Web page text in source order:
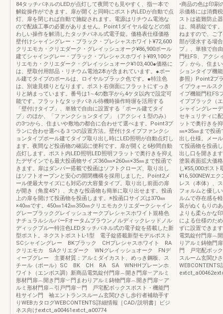
84タッチパネルのLEDが点灯して夜間でも見やすく、指一本で
解錠操作ができます。扉が開くと同時にポスト内LEDが自動で点
灯、扉を閉じれば自動で施錠されます。電源はリチウム電池な
ので配線工事の必要がありません。Point1ダイヤル錠などの煩
わしい操作を解消したタッチパネル式電子錠。価格表仕様価格
壁付けシャイングレー・ブラック・プレシャスホワイト¥72,600
クリエモカ・クリエダーク・グレイッシュオーク¥86,900ポール
建てシャイングレー・ブラック・プレシャスホワイト¥89,100ク
リエモカ・クリエダーク・グレイッシュオーク¥103,400●価格に
は、壁取付用部品・リチウム電池2本が含まれています。●ポー
ル建てタイプのポールは、ロイヤルブラック色です。●特注色
は、別途見積りとなります。ポスト右側面にフラットにすっき
りと納まっています。番号は1∼4の数字から4ケタ以内で設定可
能です。フラットなタッチパネル待機時操作時塀を活用する
「壁付けタイプ」、単独で自由に設置する「ポール建てタイ
プ」のほか、「ファンクションタイプ」（アクシィ１型のみ）
の3つから、住まいや敷地の都合に合わせて選べます。Point3プ
ランに合わせ選べる３つの設置方法。壁付けタイプファンクシ
ョンタイプポール建てタイプ取り出し時にLED照明が自動点灯し
ます。夜間など投函物の確認に便利です。扉が開くと6秒間自動
点灯します。ポスト内LED照明LED照明フラットで奥行きを抑え
たデザインでも最大投函物サイズ360㎜×260㎜×35㎜まで投函で
きます。扉はダンパー搭載で投函はソフトクローズ、取り出し
はソフトオープンと安心の開閉機構を採用しました。Point2メ
ール便最大サイズにも対応の大容量タイプ。取り出し前面の扉
が開き（角度45°）、大きな投函物も簡単に取り出せます。投函
上の扉を開けて投函物を投函します。※投函口サイズは370㎜
×40㎜です。450㎜142㎜350㎜クリエモカクリエダークシャイン
グレーブラックグレイッシュオークプレシャスホワイト規格色
ナチュラルシルバーFオータムブラウンノルディックレッドノル
ディックブルー特注色LEDタッチパネル式の電子錠を搭載した新
型ポスト。ネクストポストL-1型 電子錠搭載新型モデルポスト
SCシャイングレー BKブラック CHプレシャスホワイト RA
クリエモカ SAクリエダーク WNグレイッシュオーク FNデ
ィープグレー 主要材質：アルミダイカスト、めっき鋼板、ス
チール（ポール）SC BK CH RA SA WNHHプレーンホ
ワイト（エンボス調）新商品電気錠付門扉︵開き門扉︶アルミ
形材門扉︵開き門扉︶門まわりアルミ鋳物門扉︵開き門扉︶ア
ルミ形材門扉︵引戸門扉︶門 戸宅配ボックスポスト・機能門
柱サイン門 袖エントランスルーム玄関ひさし歩行者補助手す
りWEBカタログWEBCONTENTS詳細情報［CAD/説明書］ビジ
ネス向けextct_a00461extct_a00774
•商品の色は印刷
示価格には消費
ストは盗難防止
は、簡易錠です
ねますので、ご
部が浸水する場
プ」、単独で自
門柱FS、アクシ
プ」から、住ま
ションタイプ機
参照）Point2プ
イプウォールス
イプ機能門柱FS
イプブラック（
シャイングレー
セキュリティに
ットで奥行きを
㎜×35㎜まで投
出し仕様。メー
て投函物を投函
出し口を開きま
塗装表面拡大価
し¥55,000ポスト
¥16,500NEWエ
レス（本体）、
フォルムと優し
ルムで存在感を
装がぬくもりの
よりも柔らかな
による仕様のた
ずに設置できま
電気錠付門扉︵
りアルミ鋳物門
門 戸宅配ボッ
スルーム玄関ひ